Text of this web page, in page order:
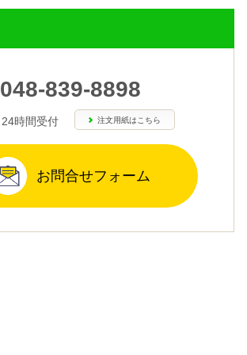
048-839-8898
24時間受付 注文用紙はこちら
お問合せフォーム